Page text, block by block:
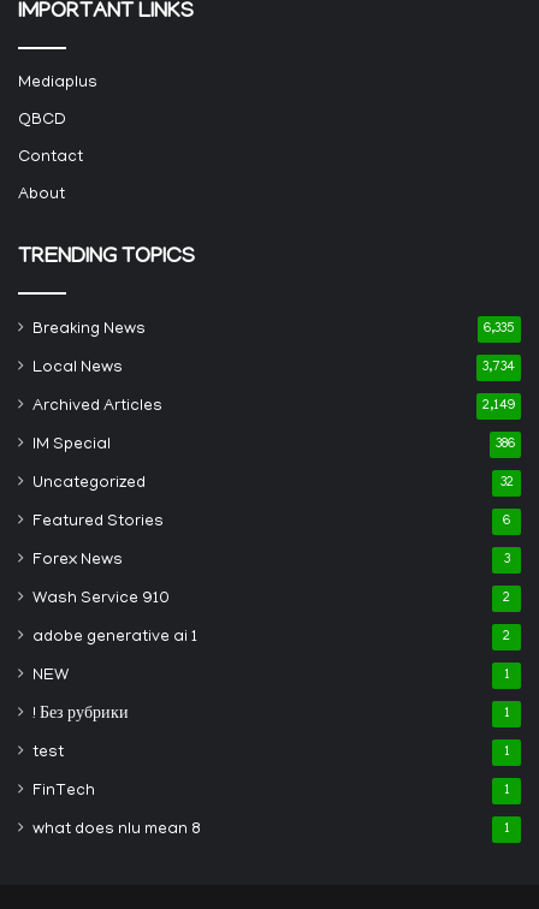
IMPORTANT LINKS
Mediaplus
QBCD
Contact
About
TRENDING TOPICS
Breaking News 6,335
Local News 3,734
Archived Articles 2,149
IM Special 386
Uncategorized 32
Featured Stories 6
Forex News 3
Wash Service 910 2
adobe generative ai 1 2
NEW 1
! Без рубрики 1
test 1
FinTech 1
what does nlu mean 8 1